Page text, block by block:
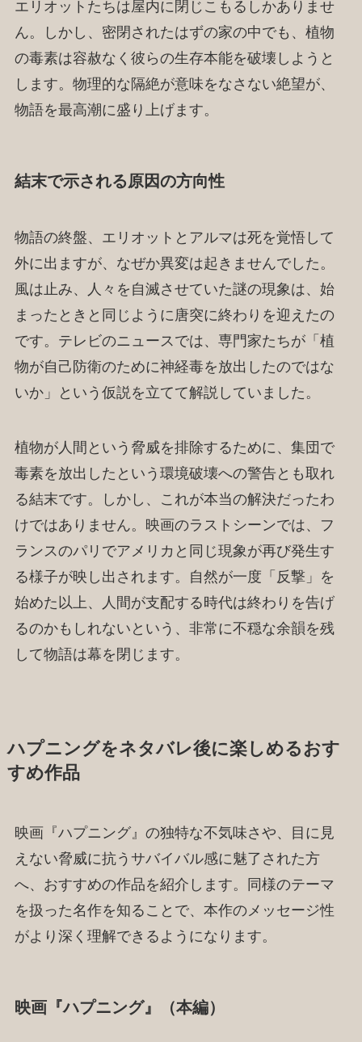
エリオットたちは屋内に閉じこもるしかありませ
ん。しかし、密閉されたはずの家の中でも、植物
の毒素は容赦なく彼らの生存本能を破壊しようと
します。物理的な隔絶が意味をなさない絶望が、
物語を最高潮に盛り上げます。
結末で示される原因の方向性
物語の終盤、エリオットとアルマは死を覚悟して
外に出ますが、なぜか異変は起きませんでした。
風は止み、人々を自滅させていた謎の現象は、始
まったときと同じように唐突に終わりを迎えたの
です。テレビのニュースでは、専門家たちが「植
物が自己防衛のために神経毒を放出したのではな
いか」という仮説を立てて解説していました。
植物が人間という脅威を排除するために、集団で
毒素を放出したという環境破壊への警告とも取れ
る結末です。しかし、これが本当の解決だったわ
けではありません。映画のラストシーンでは、フ
ランスのパリでアメリカと同じ現象が再び発生す
る様子が映し出されます。自然が一度「反撃」を
始めた以上、人間が支配する時代は終わりを告げ
るのかもしれないという、非常に不穏な余韻を残
して物語は幕を閉じます。
ハプニングをネタバレ後に楽しめるおす
すめ作品
映画『ハプニング』の独特な不気味さや、目に見
えない脅威に抗うサバイバル感に魅了された方
へ、おすすめの作品を紹介します。同様のテーマ
を扱った名作を知ることで、本作のメッセージ性
がより深く理解できるようになります。
映画『ハプニング』（本編）